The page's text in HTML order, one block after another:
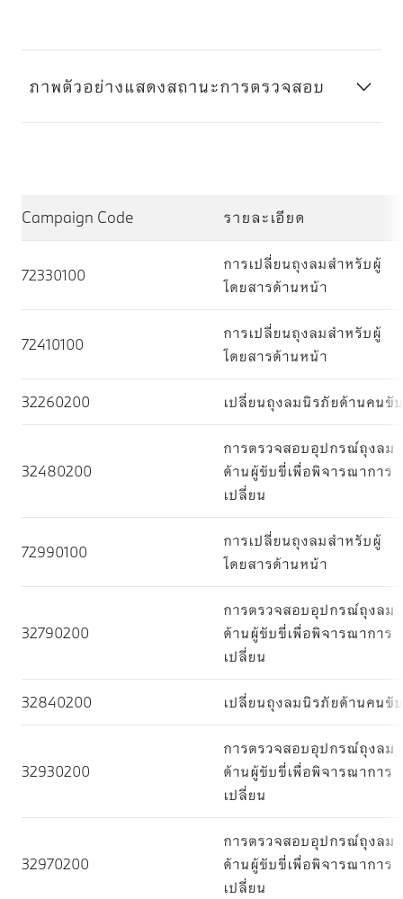
ภาพตัวอย่างแสดงสถานะการตรวจสอบ
Campaign Code รายละเอียด
72330100
การเปลี่ยนถุงลมสำหรับผู้
โดยสารด้านหน้า
72410100
การเปลี่ยนถุงลมสำหรับผู้
โดยสารด้านหน้า
32260200 เปลี่ยนถุงลมนิรภัยด้านคนขับ
32480200
การตรวจสอบอุปกรณ์ถุงลม
ด้านผู้ขับขี่เพื่อพิจารณาการ
เปลี่ยน
72990100
การเปลี่ยนถุงลมสำหรับผู้
โดยสารด้านหน้า
32790200
การตรวจสอบอุปกรณ์ถุงลม
ด้านผู้ขับขี่เพื่อพิจารณาการ
เปลี่ยน
32840200 เปลี่ยนถุงลมนิรภัยด้านคนขับ
32930200
การตรวจสอบอุปกรณ์ถุงลม
ด้านผู้ขับขี่เพื่อพิจารณาการ
เปลี่ยน
32970200
การตรวจสอบอุปกรณ์ถุงลม
ด้านผู้ขับขี่เพื่อพิจารณาการ
เปลี่ยน